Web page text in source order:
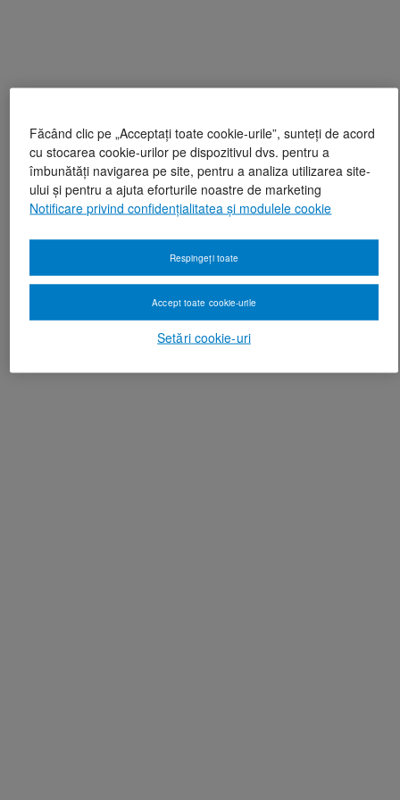
Făcând clic pe „Acceptați toate cookie-urile”, sunteți de acord
cu stocarea cookie-urilor pe dispozitivul dvs. pentru a
îmbunătăți navigarea pe site, pentru a analiza utilizarea site-
ului și pentru a ajuta eforturile noastre de marketing
Notificare privind confidențialitatea și modulele cookie
Setări cookie-uri
Respingeți toate
Accept toate cookie-urile